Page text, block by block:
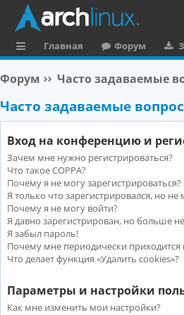
ы
л
Главная Форум
Форум Часто задаваемые
Часто задаваемые
Вход на конференцию и
Зачем мне нужно регистрироваться?
Что такое COPPA?
Почему я не могу зарегистрироваться?
Я только что зарегистрировался, но не
Почему я не могу войти?
Я давно зарегистрирован, но больше
Я забыл пароль!
Почему мне периодически приходится
Что делает функция «Удалить cookies»?
Параметры и настройки
Как мне изменить мои настройки?